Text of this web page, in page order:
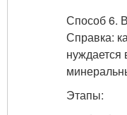
Способ 6.
Справка:
нуждается
Этапы: